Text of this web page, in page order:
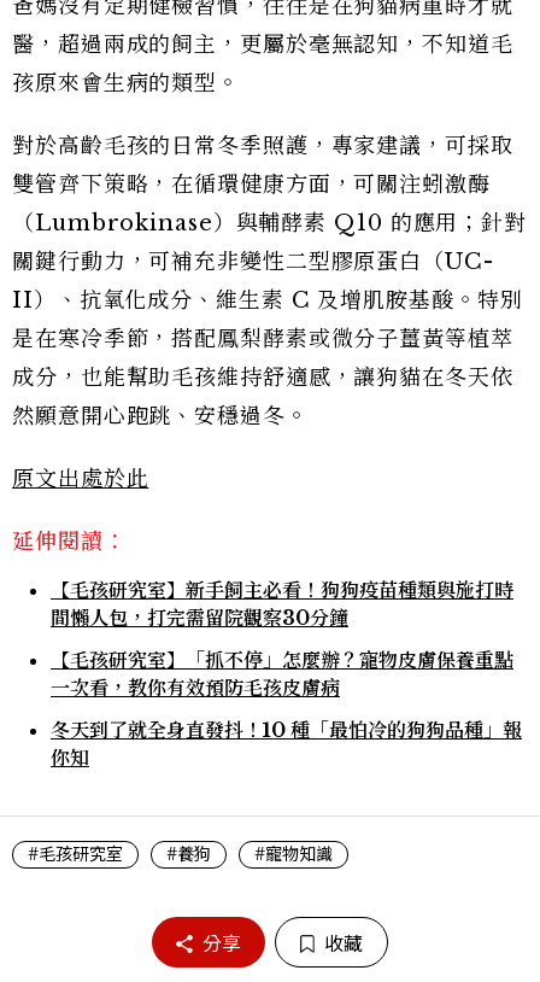
爸媽沒有定期健檢習慣，往往是在狗貓病重時才就
醫，超過兩成的飼主，更屬於毫無認知，不知道毛
孩原來會生病的類型。
對於高齡毛孩的日常冬季照護，專家建議，可採取
雙管齊下策略，在循環健康方面，可關注蚓激酶
（Lumbrokinase）與輔酵素 Q10 的應用；針對
關鍵行動力，可補充非變性二型膠原蛋白（UC-
II）、抗氧化成分、維生素 C 及增肌胺基酸。特別
是在寒冷季節，搭配鳳梨酵素或微分子薑黃等植萃
成分，也能幫助毛孩維持舒適感，讓狗貓在冬天依
然願意開心跑跳、安穩過冬。
原文出處於此
延伸閱讀：
【毛孩研究室】新手飼主必看！狗狗疫苗種類與施打時
間懶人包，打完需留院觀察30分鐘
【毛孩研究室】「抓不停」怎麼辦？寵物皮膚保養重點
一次看，教你有效預防毛孩皮膚病
冬天到了就全身直發抖！10 種「最怕冷的狗狗品種」報
你知
#毛孩研究室 #養狗 #寵物知識
分享 收藏